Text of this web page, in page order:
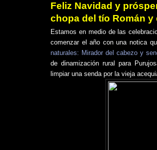
Feliz Navidad y
chopa del tío Román
Estamos en medio de las
comenzar el año con una notica
naturales: Mirador del cabezo y
de dinamización rural para
limpiar una senda por la vieja